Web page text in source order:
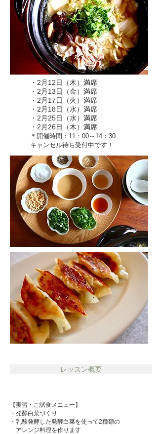
・2月12日（木）満席
・2月13日（金）満席
・2月17日（火）満席
・2月18日（水）満席
・2月25日（水）満席
・2月26日（木）満席
＊開催時間：11：00～14：30
​キャンセル待ち受付中です！
レッスン概要
【実習・ご試食メニュー】
・発酵白菜づくり
・乳酸発酵した発酵白菜を使って2種類の
アレンジ料理を作ります